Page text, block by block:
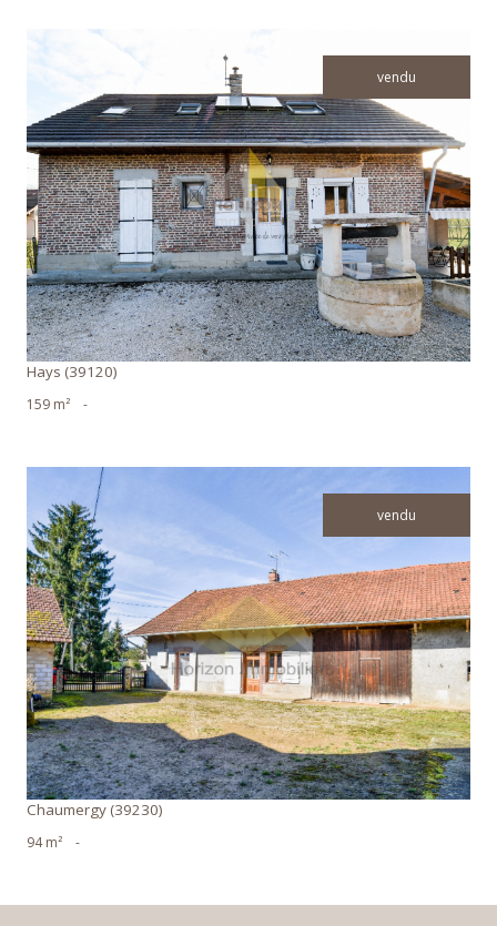
vendu
voir le bien
Hays (39120)
159 m² -
vendu
voir le bien
Chaumergy (39230)
94 m² -